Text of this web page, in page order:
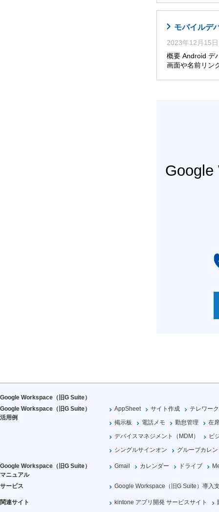
モバイルデ
2023年12月15日
概要 Android デ
画面や名前リン
Google
Google Workspace（旧G Suite）
Google Workspace（旧G Suite）
活用例
AppSheet サイト作成
テレワーク
掲示板
電話メモ 勤怠管理
在
デバイスマネジメント（MDM）
ビ
シングルサインオン
グループカレ
Google Workspace（旧G Suite）
マニュアル
Gmail カレンダー ドライブ
サービス Google Workspace（旧G Suite）導入
関連サイト kintone アプリ開発 サービスサイト